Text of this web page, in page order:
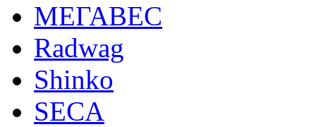
МЕГАВЕС
Radwag
Shinko
SECA